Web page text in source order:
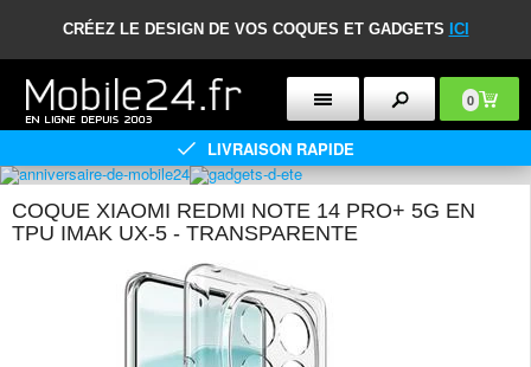
CRÉEZ LE DESIGN DE VOS COQUES ET GADGETS ICI
0
LIVRAISON RAPIDE
COQUE XIAOMI REDMI NOTE 14 PRO+ 5G EN
TPU IMAK UX-5 - TRANSPARENTE